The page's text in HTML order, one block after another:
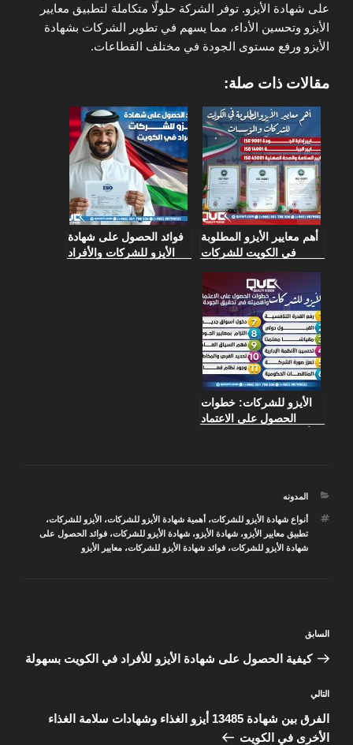
على شهادة الأيزو. توفر الشركة حلولًا متكاملة لتطبيق معايير
الأيزو وتحسين الأداء، مما يسهم في تطوير الشركات بشهادة
الأيزو ورفع مستوى الجودة في مختلف القطاعات.
مقالات ذات صلة:
أهم معايير الأيزو المطلوبة
في الكويت للشركات
فوائد الحصول على شهادة
الأيزو للشركات والأفراد
الأيزو للشركات: خطوات
الحصول على الاعتماد
التصنيفات
المدونه
الوسوم
أنواع شهادة الأيزو للشركات، أهمية شهادة الأيزو للشركات، الأيزو للشركات،
تطبيق معايير الأيزو،شهادة الأيزو،شهادة الأيزو للشركات،فوائد الحصول على
شهادة الأيزو للشركات،فوائد شهادة الأيزو للشركات،معايير الأيزو
المقالة
السابقة
السابق
كيفية الحصول على شهادة الأيزو للأفراد في الكويت بسهولة
المقالة
التالية
التالي
الفرق بين شهادة 13485 أيزو الغذاء وشهادات سلامة الغذاء
الأخرى في الكويت